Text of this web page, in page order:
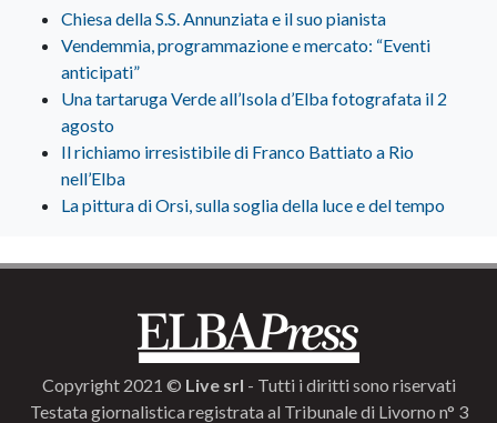
Chiesa della S.S. Annunziata e il suo pianista
Vendemmia, programmazione e mercato: “Eventi
anticipati”
Una tartaruga Verde all’Isola d’Elba fotografata il 2
agosto
Il richiamo irresistibile di Franco Battiato a Rio
nell’Elba
La pittura di Orsi, sulla soglia della luce e del tempo
Copyright 2021 © Live srl - Tutti i diritti sono riservati
Testata giornalistica registrata al Tribunale di Livorno n° 3